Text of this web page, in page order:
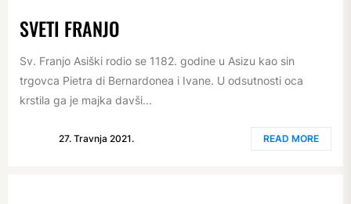
SVETI FRANJO
Sv. Franjo Asiški rodio se 1182. godine u Asizu kao sin
trgovca Pietra di Bernardonea i Ivane. U odsutnosti oca
krstila ga je majka davši...
27. Travnja 2021. READ MORE